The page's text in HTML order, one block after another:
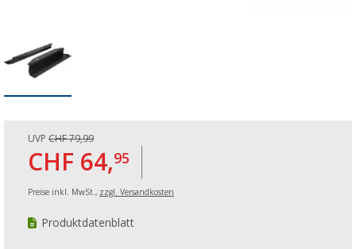
UVP CHF 79,99
CHF 64,95
Preise inkl. MwSt., zzgl. Versandkosten
Produktdatenblatt